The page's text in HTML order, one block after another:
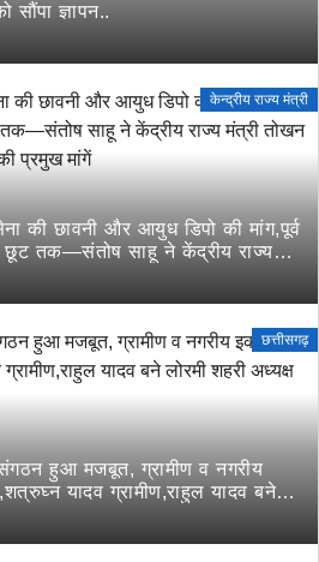
सौंपा ज्ञापन..
केन्द्रीय राज्य मंत्री
की छावनी और आयुध डिपो की मांग,पूर्व
छूट तक—संतोष साहू ने केंद्रीय राज्य
सैनिक हितों की प्रमुख मांगें
छत्तीसगढ़
हुआ मजबूत, ग्रामीण व नगरीय
यादव ग्रामीण,राहुल यादव बने